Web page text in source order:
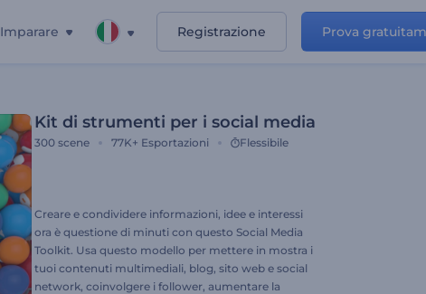
Imparare Registrazione Prova
Kit di strumenti per i social media
300 scene 77K+ Esportazioni Flessibile
Creare e condividere informazioni, idee e interessi
ora è questione di minuti con questo Social Media
Toolkit. Usa questo modello per mettere in mostra i
tuoi contenuti multimediali, blog, sito web e social
network, coinvolgere i follower, aumentare la